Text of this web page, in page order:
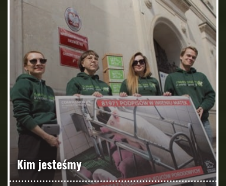
Kim jesteśmy